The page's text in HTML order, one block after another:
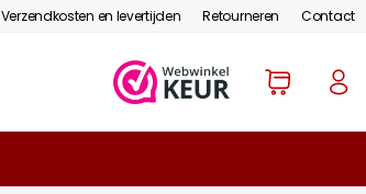
Verzendkosten en levertijden Retourneren Contact